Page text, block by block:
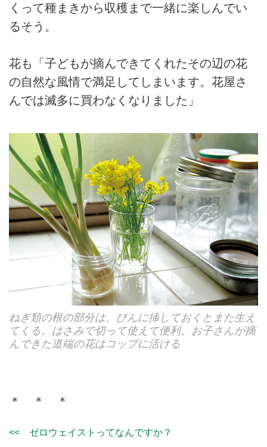
くって種まきから収穫まで一緒に楽しんでい
るそう。
花も「子どもが摘んできてくれたその辺の花
の自然な風情で満足してしまいます。花屋さ
んでは滅多に買わなくなりました」
ねぎ類の根の部分は、びんに挿しておくとまた生え
てくる。はさみで切って使えて便利。お子さんが摘
んできた道端の花はコップに活ける
＊ ＊ ＊
<< ゼロウェイストってなんですか？